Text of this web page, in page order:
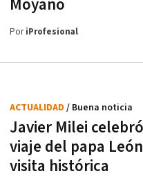
Moyano
PoriProfesional
Javier Milei
viaje del papa
visita histórica
ACTUALIDAD / Buena noticia